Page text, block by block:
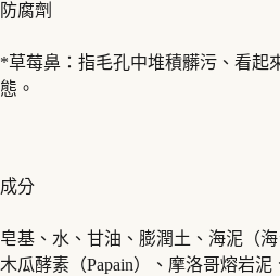
防腐劑
*草莓鼻：指毛孔中堆積髒污、看起
態。
成分
皂基、水、甘油、膨潤土、海泥（海
木瓜酵素（Papain）、摩洛哥熔岩泥